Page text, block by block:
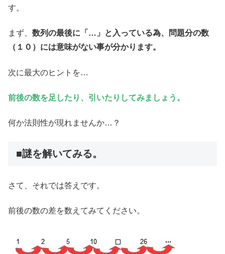
す。
まず、 数列の最後に「…」と入っている為、問題分の数
（１０）には意味がない事が分かります。
次に最大のヒントを…
前後の数を足したり、引いたりしてみましょう。
何か法則性が現れませんか…？
■謎を解いてみる。
さて、それでは答えです。
前後の数の差を数えてみてください。